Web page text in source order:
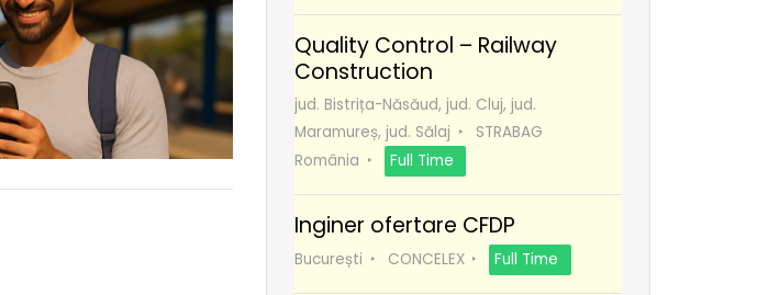
Quality Control – Railway
Construction
jud. Bistrița-Năsăud, jud. Cluj, jud.
Maramureș, jud. Sălaj
STRABAG
România
Full Time
Inginer ofertare CFDP
București CONCELEX Full Time